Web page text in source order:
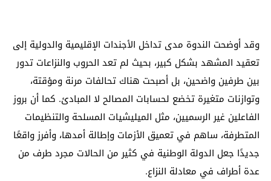
وقد أوضحت الندوة مدى تداخل الأجندات الإقليمية والدولية إلى
تعقيد المشهد بشكل كبير، بحيث لم تعد الحروب والنزاعات تدور
بين طرفين واضحين، بل أصبحت هناك تحالفات مرنة ومؤقتة،
وتوازنات متغيرة تخضع لحسابات المصالح لا المبادئ. كما أن بروز
الفاعلين غير الرسميين، مثل الميليشيات المسلحة والتنظيمات
المتطرفة، ساهم في تعميق الأزمات وإطالة أمدها، وأفرز واقعًا
جديدًا جعل الدولة الوطنية في كثير من الحالات مجرد طرف من
عدة أطراف في معادلة النزاع.